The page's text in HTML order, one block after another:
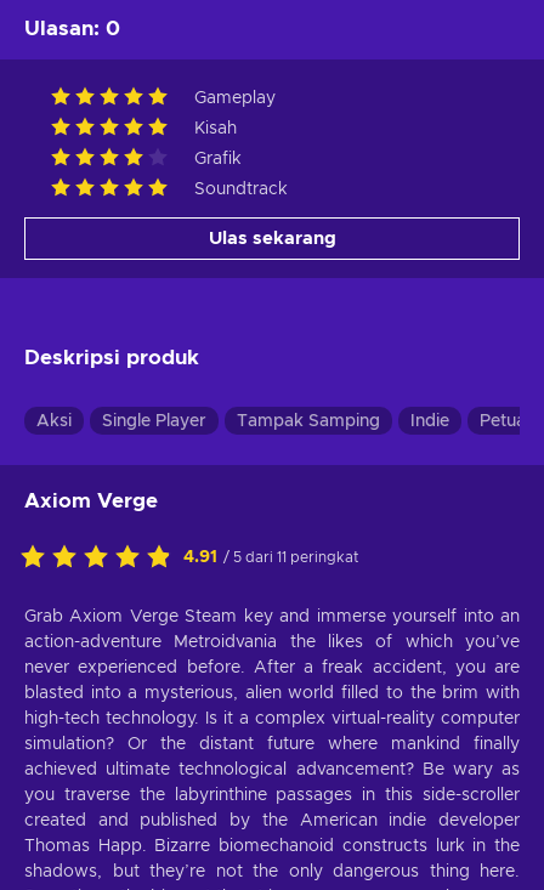
Ulasan: 0
Gameplay
Kisah
Grafik
Soundtrack
Ulas sekarang
Deskripsi produk
Aksi Single Player Tampak Samping Indie
Axiom Verge
4.91 / 5 dari 11 peringkat
Grab Axiom Verge Steam key and immerse yourself into an
action-adventure Metroidvania the likes of which you’ve
never experienced before. After a freak accident, you are
blasted into a mysterious, alien world filled to the brim with
high-tech technology. Is it a complex virtual-reality computer
simulation? Or the distant future where mankind finally
achieved ultimate technological advancement? Be wary as
you traverse the labyrinthine passages in this side-scroller
created and published by the American indie developer
Thomas Happ. Bizarre biomechanoid constructs lurk in the
shadows, but they’re not the only dangerous thing here.